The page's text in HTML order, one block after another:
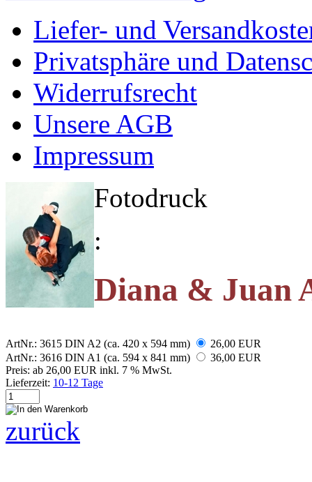
Liefer- und
Privatsphäre und
Widerrufsrecht
Unsere AGB
Impressum
Fotodruck
:
Diana & Juan
ArtNr.: 3615 DIN A2 (ca. 420 x 594 mm)
26,00 EUR
ArtNr.: 3616 DIN A1 (ca. 594 x 841 mm)
36,00 EUR
Preis: ab 26,00 EUR inkl. 7 % MwSt.
Lieferzeit: 10-12 Tage
zurück